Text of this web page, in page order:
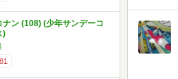
ナン (108) (少年サンデーコ
)